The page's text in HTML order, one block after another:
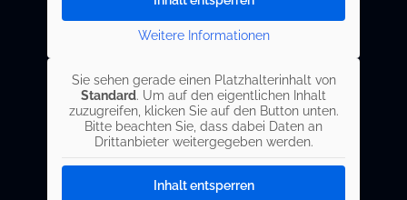
Weitere Informationen
Sie sehen gerade einen Platzhalterinhalt von
Standard. Um auf den eigentlichen Inhalt
zuzugreifen, klicken Sie auf den Button unten.
Bitte beachten Sie, dass dabei Daten an
Drittanbieter weitergegeben werden.
Inhalt entsperren